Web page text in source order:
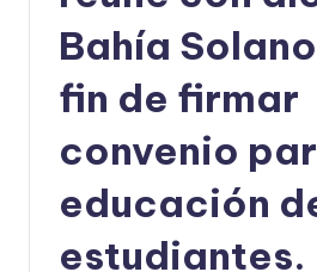
Bahía
fin de firmar
convenio
educación
estudiantes.